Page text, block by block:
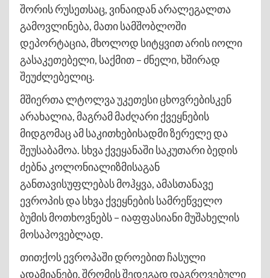
შორის რუსეთსაც, ვინაიდან არალეგალთა
გამოვლინება, მათი სამშობლოში
დეპორტაცია, მხოლოდ სიტყვით არის იოლი
გასაკეთებელი, საქმით – ძნელი, ხშირად
შეუძლებელიც.
მშიერთა ლტოლვა უკეთესი ცხოვრებისკენ
არახალია, მაგრამ მაძღარი ქვეყნების
მიდგომაც ამ საკითხებისადმი ზერელე და
შეუსაბამოა. სხვა ქვეყანაში საკუთარი ბედის
ძებნა კოლონიალიზმისაგან
განთავისუფლებას მოჰყვა, ამასთანავე
ევროპის და სხვა ქვეყნების სამრეწველო
ბუმის მოთხოვნებს – იაფფასიანი მუშახელის
მოსაპოვებლად.
თითქოს ევროპაში დროებით ჩასული
ადამიანები, შრომის შედეგად დაგროვებული